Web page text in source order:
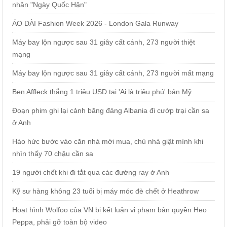
nhân "Ngày Quốc Hận"
ÁO DÀI Fashion Week 2026 - London Gala Runway
Máy bay lộn ngược sau 31 giây cất cánh, 273 người thiệt
mạng
Máy bay lộn ngược sau 31 giây cất cánh, 273 người mất mạng
Ben Affleck thắng 1 triệu USD tại 'Ai là triệu phú' bản Mỹ
Đoạn phim ghi lại cảnh băng đảng Albania đi cướp trại cần sa
ở Anh
Háo hức bước vào căn nhà mới mua, chủ nhà giật mình khi
nhìn thấy 70 chậu cần sa
19 người chết khi đi tắt qua các đường ray ở Anh
Kỹ sư hàng không 23 tuổi bị máy móc đè chết ở Heathrow
Hoạt hình Wolfoo của VN bị kết luận vi phạm bản quyền Heo
Peppa, phải gỡ toàn bộ video